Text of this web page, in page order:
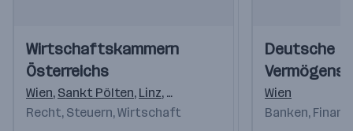
Videos
Einblicke
Einblicke
Wirtschaftskammern
Österreichs
Wien, Sankt Pölten, Linz, Salzburg Innsbruck,Feldkirch
Recht, Steuern, Wirtschaft
Videos
Einblicke
Einblicke
Deutsche
AG
Wien
Banken,